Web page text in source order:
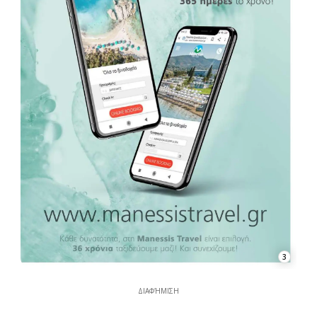
3
ΔΙΑΦΉΜΙΣΗ